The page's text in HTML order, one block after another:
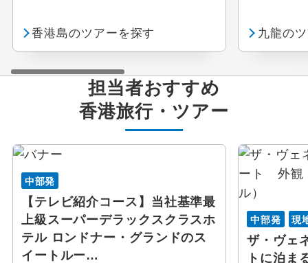
香港島のツアーを探す 九龍の
担当者おすすめ
香港旅行・ツアー
中部発
【テレビ紹介コース】当社基準最
上級スーパーデラックスクラスホ
テル ロンドナー・グランドのス
イートルー…
中部発 現
ザ・ヴェ
トに泊